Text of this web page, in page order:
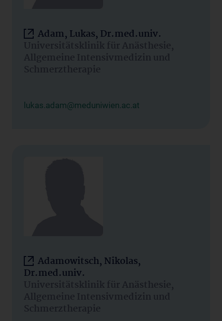
Adam, Lukas, Dr.med.univ.
Universitätsklinik für Anästhesie,
Allgemeine Intensivmedizin und
Schmerztherapie
lukas.adam@meduniwien.ac.at
Adamowitsch, Nikolas,
Dr.med.univ.
Universitätsklinik für Anästhesie,
Allgemeine Intensivmedizin und
Schmerztherapie